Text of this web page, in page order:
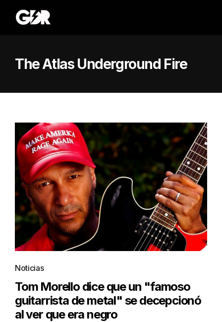
The Atlas Underground Fire
Noticias
Tom Morello dice que un "famoso
guitarrista de metal" se decepcionó
al ver que era negro